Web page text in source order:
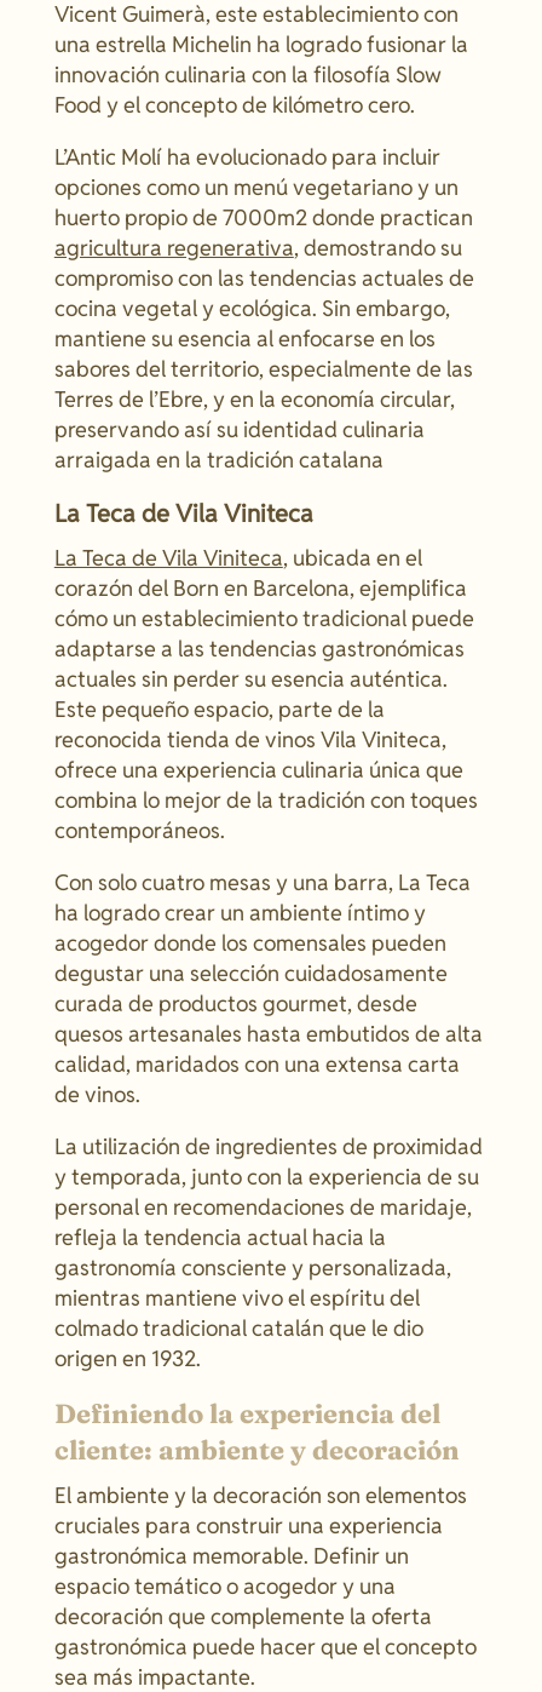
Vicent Guimerà, este establecimiento con
una estrella Michelin ha logrado fusionar la
innovación culinaria con la filosofía Slow
Food y el concepto de kilómetro cero.
L’Antic Molí ha evolucionado para incluir
opciones como un menú vegetariano y un
huerto propio de 7000m2 donde practican
agricultura regenerativa, demostrando su
compromiso con las tendencias actuales de
cocina vegetal y ecológica. Sin embargo,
mantiene su esencia al enfocarse en los
sabores del territorio, especialmente de las
Terres de l’Ebre, y en la economía circular,
preservando así su identidad culinaria
arraigada en la tradición catalana
La Teca de Vila Viniteca
La Teca de Vila Viniteca, ubicada en el
corazón del Born en Barcelona, ejemplifica
cómo un establecimiento tradicional puede
adaptarse a las tendencias gastronómicas
actuales sin perder su esencia auténtica.
Este pequeño espacio, parte de la
reconocida tienda de vinos Vila Viniteca,
ofrece una experiencia culinaria única que
combina lo mejor de la tradición con toques
contemporáneos.
Con solo cuatro mesas y una barra, La Teca
ha logrado crear un ambiente íntimo y
acogedor donde los comensales pueden
degustar una selección cuidadosamente
curada de productos gourmet, desde
quesos artesanales hasta embutidos de alta
calidad, maridados con una extensa carta
de vinos.
La utilización de ingredientes de proximidad
y temporada, junto con la experiencia de su
personal en recomendaciones de maridaje,
refleja la tendencia actual hacia la
gastronomía consciente y personalizada,
mientras mantiene vivo el espíritu del
colmado tradicional catalán que le dio
origen en 1932.
Definiendo la experiencia del
cliente: ambiente y decoración
El ambiente y la decoración son elementos
cruciales para construir una experiencia
gastronómica memorable. Definir un
espacio temático o acogedor y una
decoración que complemente la oferta
gastronómica puede hacer que el concepto
sea más impactante.